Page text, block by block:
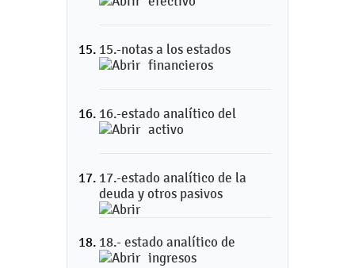
15.-notas a los estados
financieros
16.-estado analítico del
activo
17.-estado analítico de la
deuda y otros pasivos
18.- estado analítico de
ingresos